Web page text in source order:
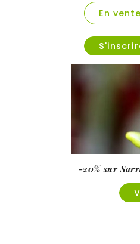
En
-20% sur